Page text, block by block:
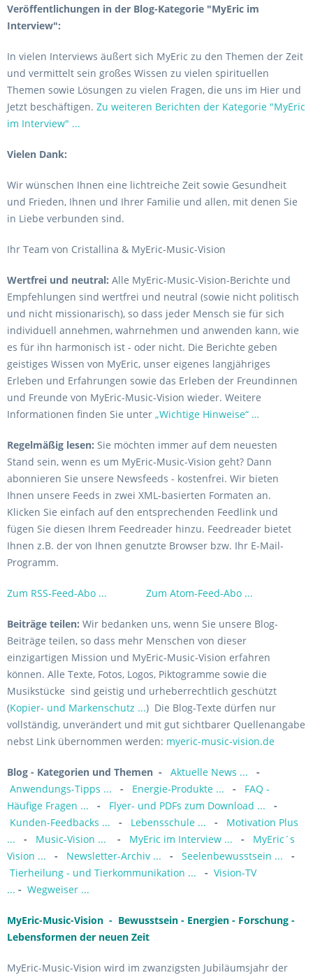
Veröffentlichungen in der Blog-Kategorie "MyEric im
Interview":
In vielen Interviews äußert sich MyEric zu den Themen der Zeit
und vermittelt sein großes Wissen zu vielen spirituellen
Themen sowie Lösungen zu vielen Fragen, die uns im Hier und
Jetzt beschäftigen. Zu weiteren Berichten der Kategorie "MyEric
im Interview" ...
Vielen Dank:
Wir wünschen Ihnen eine lichtreiche Zeit sowie Gesundheit
und Frieden, Ihnen und Ihrer Familie und allen, mit denen Sie
in Liebe verbunden sind.
Ihr Team von Cristallina & MyEric-Music-Vision
Wertfrei und neutral: Alle MyEric-Music-Vision-Berichte und
Empfehlungen sind wertfrei und neutral (sowie nicht politisch
und nicht missionarisch), so dass jeder Mensch sie für sich
individuell annehmen, wahrnehmen und anwenden kann, wie
es für ihn harmonisch ist - oder nicht. Die Berichte geben
geistiges Wissen von MyEric, unser eigenes langjähriges
Erleben und Erfahrungen sowie das Erleben der Freundinnen
und Freunde von MyEric-Music-Vision wieder. Weitere
Informationen finden Sie unter „Wichtige Hinweise“ …
Regelmäßig lesen: Sie möchten immer auf dem neuesten
Stand sein, wenn es um MyEric-Music-Vision geht? Dann
abonnieren Sie unsere Newsfeeds - kostenfrei. Wir bieten
Ihnen unsere Feeds in zwei XML-basierten Formaten an.
Klicken Sie einfach auf den entsprechenden Feedlink und
fügen Sie diesen Ihrem Feedreader hinzu. Feedreader bietet
Ihnen z.B. der von Ihnen genutzte Browser bzw. Ihr E-Mail-
Programm.
Zum RSS-Feed-Abo ... Zum Atom-Feed-Abo ...
Beiträge teilen: Wir bedanken uns, wenn Sie unsere Blog-
Beiträge teilen, so dass mehr Menschen von dieser
einzigartigen Mission und MyEric-Music-Vision erfahren
können. Alle Texte, Fotos, Logos, Piktogramme sowie die
Musikstücke sind geistig und urheberrechtlich geschützt
(Kopier- und Markenschutz ...) Die Blog-Texte dürfen nur
vollständig, unverändert und mit gut sichtbarer Quellenangabe
nebst Link übernommen werden: myeric-music-vision.de
Blog - Kategorien und Themen - Aktuelle News ...
-
Anwendungs-Tipps ... - Energie-Produkte ... -
FAQ -
Häufige Fragen ... - Flyer- und PDFs zum Download ...
-
Kunden-Feedbacks ...
- Lebensschule ... -
Motivation Plus
...
- Music-Vision ... - MyEric im Interview ... - MyEric´s
Vision ...
- Newsletter-Archiv ... - Seelenbewusstsein ...
-
Tierheilung - und Tierkommunikation ...
- Vision-TV
... - Wegweiser ...
MyEric-Music-Vision - Bewusstsein - Energien - Forschung -
Lebensformen der neuen Zeit
MyEric-Music-Vision wird im zwanzigsten Jubiläumsjahr der